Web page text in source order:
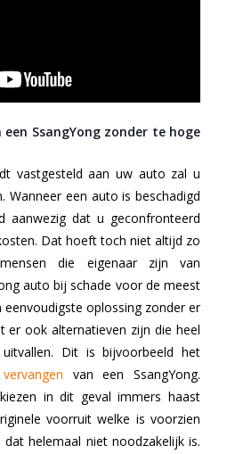
SsangYong zonder te hoge
vastgesteld aan uw auto zal u
Wanneer een auto is beschadigd
aanwezig dat u geconfronteerd
Dat hoeft toch niet altijd zo
die eigenaar zijn van
auto bij schade voor de meest
oplossing zonder er
er ook alternatieven zijn die heel
Dit is bijvoorbeeld het
van een SsangYong.
in dit geval immers haast
voorruit welke is voorzien
helemaal niet noodzakelijk is.